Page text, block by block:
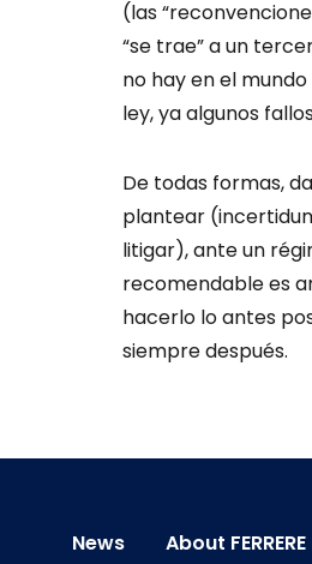
(las
“se trae” a un
no hay en el
ley, ya algunos
De todas formas,
plantear
litigar), ante un
recomendable es
hacerlo lo antes
siempre después.
News About FERRERE